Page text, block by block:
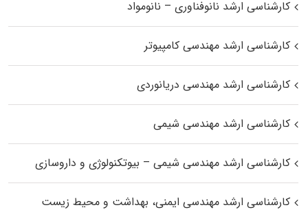
کارشناسی ارشد نانوفناوری – نانومواد
کارشناسی ارشد مهندسی کامپیوتر
کارشناسی ارشد مهندسی دریانوردی
کارشناسی ارشد مهندسی شیمی
کارشناسی ارشد مهندسی شیمی – بیوتکنولوژی و داروسازی
کارشناسی ارشد مهندسی ایمنی، بهداشت و محیط زیست